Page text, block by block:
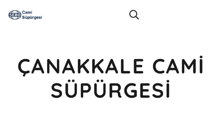
ÇANAKKALE CAMI
SÜPÜRGESI